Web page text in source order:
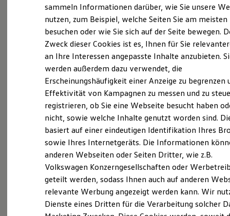
Reichweite
Reichweite der ID. Modelle
Reichweite im Winter
Laden
Laden unterwegs
Laden Zuhause
Ladezeitensimulator
Batterie
Sicherheit
Garantie und Lebensdauer
Nachhaltigkeit
Technologie
Kosten und Kauf
Verbrauchskosten
Kaufoptionen
E-Auto-Förderung
Software und Konnektivität
Die ID. Software 6
ID. Software Versionen und Updates
Digitale Extras
Schnittstellen zu Ihrem ID.
Probefahrt vereinbaren
Fahrzeugangebot anfordern
Servicetermin buchen
Serviceanfrage stellen
sammeln Informationen darüber, wie Sie unsere
nutzen, zum Beispiel, welche Seiten Sie am meisten
besuchen oder wie Sie sich auf der Seite bewegen.
Zweck dieser Cookies ist es, Ihnen für Sie
an Ihre Interessen angepasste Inhalte anzubieten.
werden außerdem dazu verwendet, die
Erscheinungshäufigkeit einer Anzeige zu begrenzen
Effektivität von Kampagnen zu messen und zu
registrieren, ob Sie eine Webseite besucht haben
nicht, sowie welche Inhalte genutzt worden sind.
basiert auf einer eindeutigen Identifikation Ihres
sowie Ihres Internetgeräts. Die Informationen
anderen Webseiten oder Seiten Dritter, wie z.B.
Volkswagen Konzerngesellschaften oder
geteilt werden, sodass Ihnen auch auf anderen
relevante Werbung angezeigt werden kann. Wir
Dienste eines Dritten für die Verarbeitung solcher